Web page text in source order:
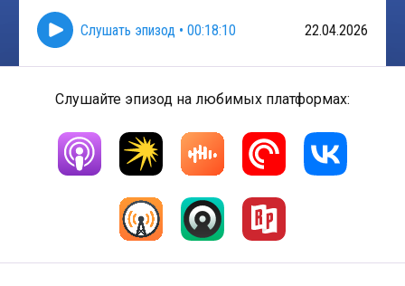
Слушать эпизод • 00:18:10 22.04.2026
Слушайте эпизод на любимых платформах: